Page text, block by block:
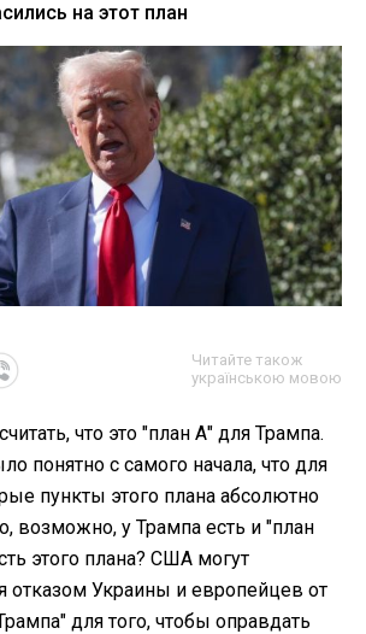
на этот план
Читайте також
українською мовою
что это "план А" для Трампа.
понятно с самого начала, что для
пункты этого плана абсолютно
возможно, у Трампа есть и "план
этого плана? США могут
отказом Украины и европейцев от
для того, чтобы оправдать